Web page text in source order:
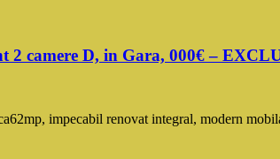
2 camere D, in Gara, 000€ –
impecabil renovat integral, modern